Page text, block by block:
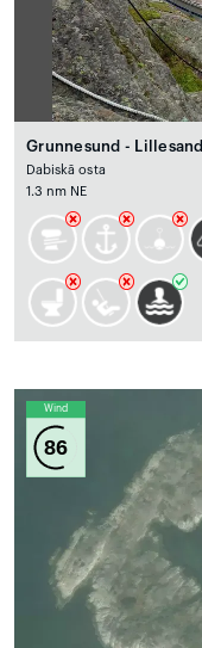
Grunnesund - Lillesand
Dabiskā osta
1.3 nm NE
Wind
86